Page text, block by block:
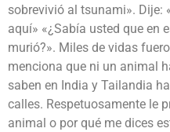
sobrevivió al tsunami». Dije:
aquí» «¿Sabía usted que en
murió?». Miles de vidas
menciona que ni un animal
saben en India y Tailandia
calles. Respetuosamente le
animal o por qué me dices